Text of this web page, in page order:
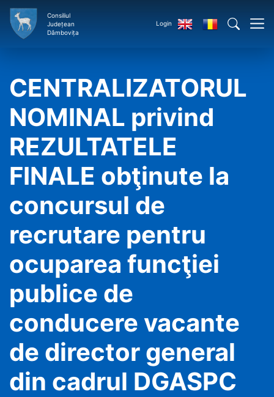
Consiliul
Județean
Dâmbovița
Login
CENTRALIZATORUL
NOMINAL privind
REZULTATELE
FINALE obţinute la
concursul de
recrutare pentru
ocuparea funcţiei
publice de
conducere vacante
de director general
din cadrul DGASPC